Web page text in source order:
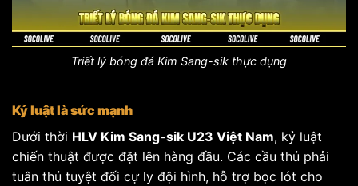
Triết lý bóng đá Kim Sang-sik thực dụng
Kỷ luật là sức mạnh
Dưới thời HLV Kim Sang-sik U23 Việt Nam, kỷ luật
chiến thuật được đặt lên hàng đầu. Các cầu thủ phải
tuân thủ tuyệt đối cự ly đội hình, hỗ trợ bọc lót cho